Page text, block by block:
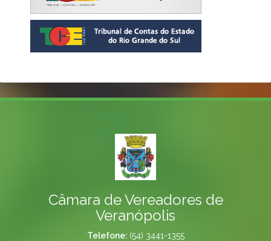
Câmara de Vereadores de
Veranópolis
Telefone: (54) 3441-1355